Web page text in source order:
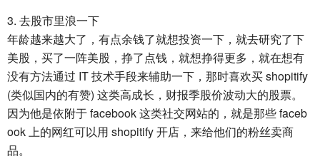
3. 去股市里浪一下
年龄越来越大了，有点余钱了就想投资一下，就去研究了下
美股，买了一阵美股，挣了点钱，就想挣得更多，就在想有
没有方法通过 IT 技术手段来辅助一下，那时喜欢买 shopitify
(类似国内的有赞) 这类高成长，财报季股价波动大的股票。
因为他是依附于 facebook 这类社交网站的，就是那些 faceb
ook 上的网红可以用 shopitify 开店，来给他们的粉丝卖商
品。